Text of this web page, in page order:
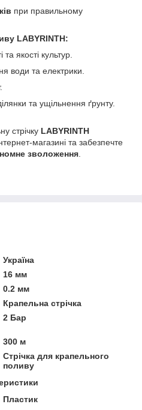
при правильному
LABYRINTH:
якості культур.
води та електрики.
та ущільнення ґрунту.
стрічку LABYRINTH
магазині та забезпечте
зволоження
Україна
16 мм
0.2 мм
Крапельна стрічка
2 Бар
300 м
Стрічка для крапельного
поливу
Пластик